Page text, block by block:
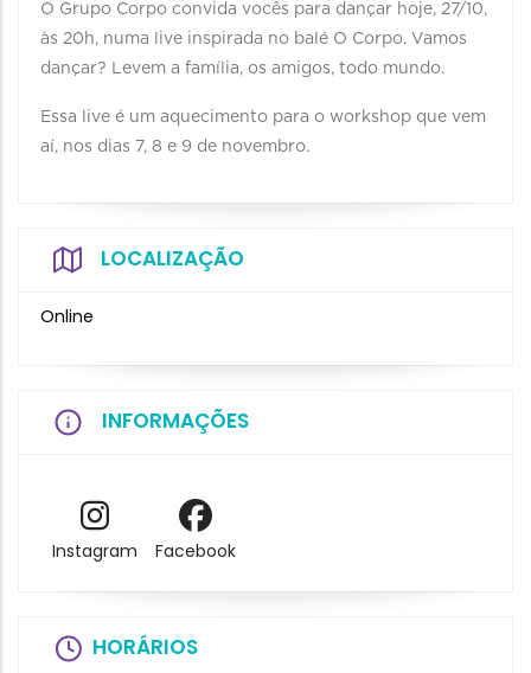
O Grupo Corpo convida vocês para dançar hoje, 27/10,
às 20h, numa live inspirada no balé O Corpo. Vamos
dançar? Levem a família, os amigos, todo mundo.
Essa live é um aquecimento para o workshop que vem
aí, nos dias 7, 8 e 9 de novembro.
LOCALIZAÇÃO
Online
INFORMAÇÕES
Instagram Facebook
HORÁRIOS